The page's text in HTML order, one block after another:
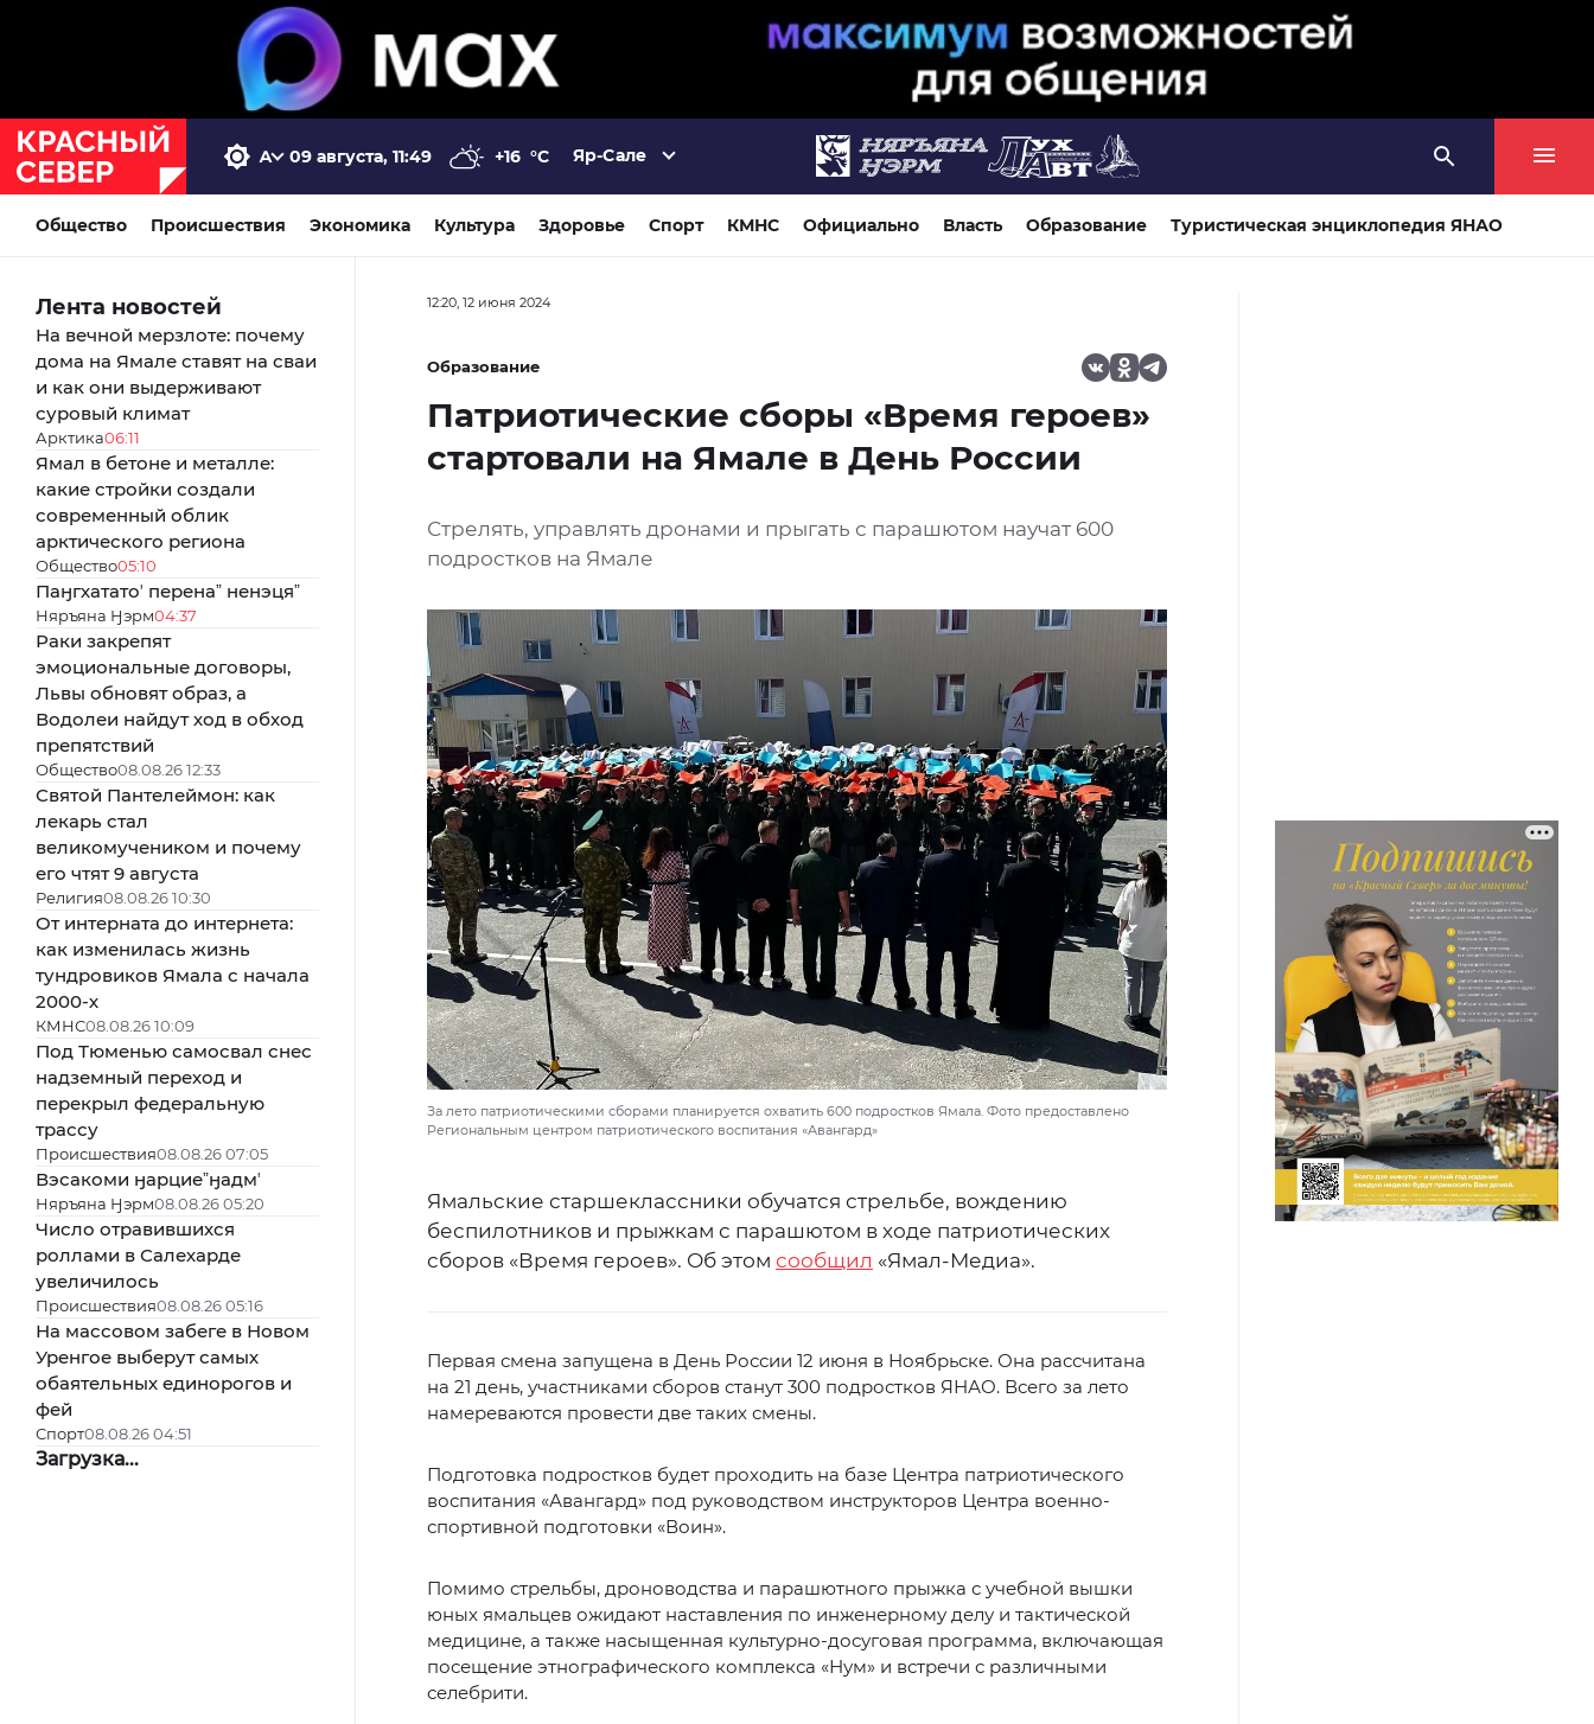
09 августа, 11:49 +16 °C Яр-Сале
Общество Происшествия Экономика Культура Здоровье Спорт КМНС Официально Власть Образование Туристическая энциклопедия ЯНАО
Лента новостей
На вечной мерзлоте: почему
дома на Ямале ставят на сваи
и как они выдерживают
суровый климат
Арктика06:11
Ямал в бетоне и металле:
какие стройки создали
современный облик
арктического региона
Общество05:10
Паӈгхататоʼ перенаˮ ненэцяˮ
Няръяна Ӈэрм04:37
Раки закрепят
эмоциональные договоры,
Львы обновят образ, а
Водолеи найдут ход в обход
препятствий
Общество08.08.26 12:33
Святой Пантелеймон: как
лекарь стал
великомучеником и почему
его чтят 9 августа
Религия08.08.26 10:30
От интерната до интернета:
как изменилась жизнь
тундровиков Ямала с начала
2000-х
КМНС08.08.26 10:09
Под Тюменью самосвал снес
надземный переход и
перекрыл федеральную
трассу
Происшествия08.08.26 07:05
Вэсакоми ӈарциеˮӈадмʼ
Няръяна Ӈэрм08.08.26 05:20
Число отравившихся
роллами в Салехарде
увеличилось
Происшествия08.08.26 05:16
На массовом забеге в Новом
Уренгое выберут самых
обаятельных единорогов и
фей
Спорт08.08.26 04:51
Загрузка...
12:20, 12 июня 2024
Образование
Патриотические сборы «Время героев»
стартовали на Ямале в День России
Стрелять, управлять дронами и прыгать с парашютом научат 600
подростков на Ямале
За лето патриотическими сборами планируется охватить 600 подростков Ямала. Фото предоставлено
Региональным центром патриотического воспитания «Авангард»
Ямальские старшеклассники обучатся стрельбе, вождению
беспилотников и прыжкам с парашютом в ходе патриотических
сборов «Время героев». Об этом сообщил «Ямал-Медиа».
Первая смена запущена в День России 12 июня в Ноябрьске. Она рассчитана
на 21 день, участниками сборов станут 300 подростков ЯНАО. Всего за лето
намереваются провести две таких смены.
Подготовка подростков будет проходить на базе Центра патриотического
воспитания «Авангард» под руководством инструкторов Центра военно-
спортивной подготовки «Воин».
Помимо стрельбы, дроноводства и парашютного прыжка с учебной вышки
юных ямальцев ожидают наставления по инженерному делу и тактической
медицине, а также насыщенная культурно-досуговая программа, включающая
посещение этнографического комплекса «Нум» и встречи с различными
селебрити.